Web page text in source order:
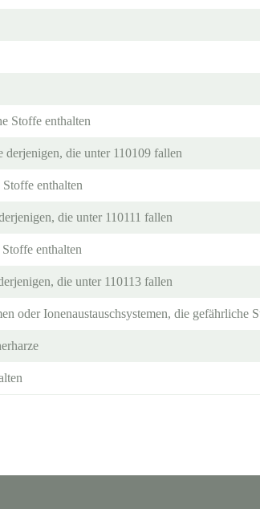
Stoffe enthalten
die unter 110109 fallen
enthalten
die unter 110111 fallen
enthalten
die unter 110113 fallen
oder Ionenaustauschsystemen, die gefährliche